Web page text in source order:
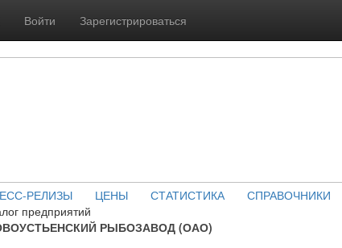
Войти Зарегистрироваться
РЕЛИЗЫ ЦЕНЫ СТАТИСТИКА СПРАВОЧНИКИ
предприятий
РЫБОЗАВОД (ОАО)